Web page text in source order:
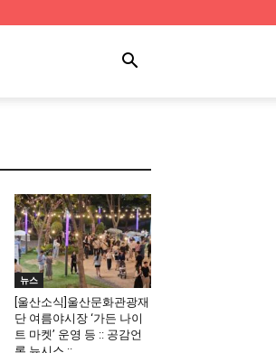
뉴스
[울산소식]울산문화관광재
단 여름야시장 ‘가든 나이
트 마켓’ 운영 등 :: 공감언